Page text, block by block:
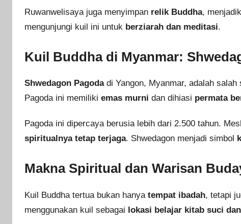
Ruwanwelisaya juga menyimpan relik Buddha,
mengunjungi kuil ini untuk berziarah dan meditasi.
Kuil Buddha di Myanmar:
Shwedagon Pagodadi Yangon, Myanmar, adalah salah
Pagoda ini memiliki emas murni dan dihiasi permata
Pagoda ini dipercaya berusia lebih dari 2.500 tahun.
spiritualnya tetap terjaga. Shwedagon menjadi simbol
Makna Spiritual dan Warisan
Kuil Buddha tertua bukan hanya tempat ibadah, tetapi
menggunakan kuil sebagai lokasi belajar kitab suci